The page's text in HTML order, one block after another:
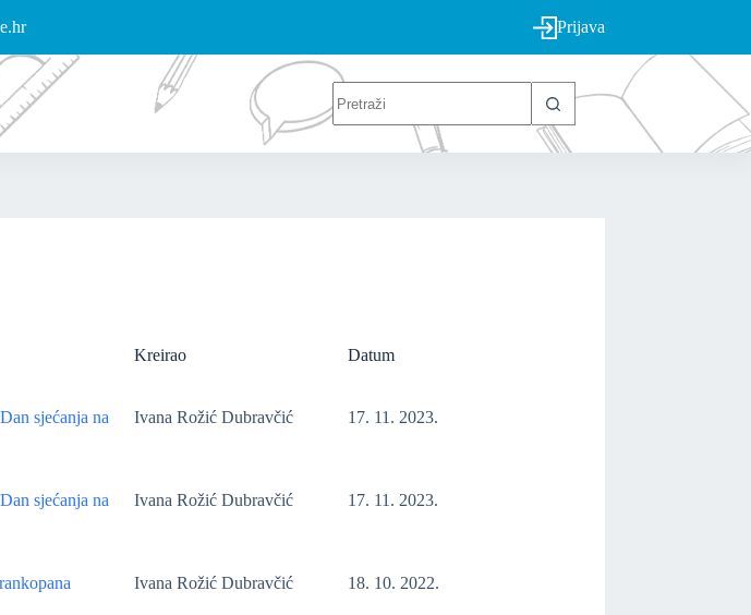
Prijava
Kreirao Datum
sjećanja na
Ivana Rožić Dubravčić 17. 11. 2023.
sjećanja na
Ivana Rožić Dubravčić 17. 11. 2023.
Ivana Rožić Dubravčić 18. 10. 2022.